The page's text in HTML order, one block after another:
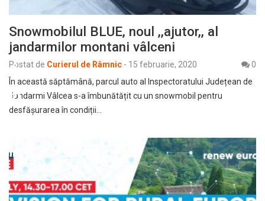
Snowmobilul BLUE, noul ,,ajutor,, al
jandarmilor montani vâlceni
Postat de Curierul de Râmnic - 15 februarie, 2020
0
În această săptămână, parcul auto al Inspectoratului Județean de
Jandarmi Vâlcea s-a îmbunătățit cu un snowmobil pentru
desfășurarea în condiții…